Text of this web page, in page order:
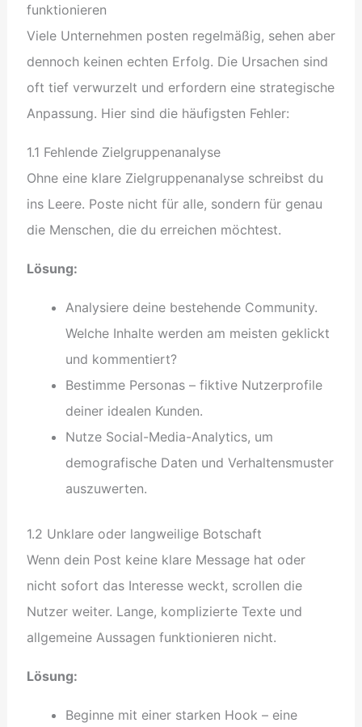
funktionieren
Viele Unternehmen posten regelmäßig, sehen aber
dennoch keinen echten Erfolg. Die Ursachen sind
oft tief verwurzelt und erfordern eine strategische
Anpassung. Hier sind die häufigsten Fehler:
1.1 Fehlende Zielgruppenanalyse
Ohne eine klare Zielgruppenanalyse schreibst du
ins Leere. Poste nicht für alle, sondern für genau
die Menschen, die du erreichen möchtest.
Lösung:
Analysiere deine bestehende Community.
Welche Inhalte werden am meisten geklickt
und kommentiert?
Bestimme Personas – fiktive Nutzerprofile
deiner idealen Kunden.
Nutze Social-Media-Analytics, um
demografische Daten und Verhaltensmuster
auszuwerten.
1.2 Unklare oder langweilige Botschaft
Wenn dein Post keine klare Message hat oder
nicht sofort das Interesse weckt, scrollen die
Nutzer weiter. Lange, komplizierte Texte und
allgemeine Aussagen funktionieren nicht.
Lösung:
Beginne mit einer starken Hook – eine